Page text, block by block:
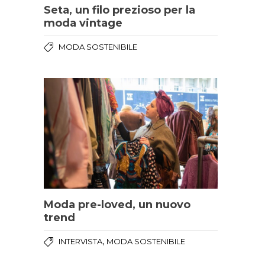
Seta, un filo prezioso per la
moda vintage
MODA SOSTENIBILE
Moda pre-loved, un nuovo
trend
INTERVISTA, MODA SOSTENIBILE